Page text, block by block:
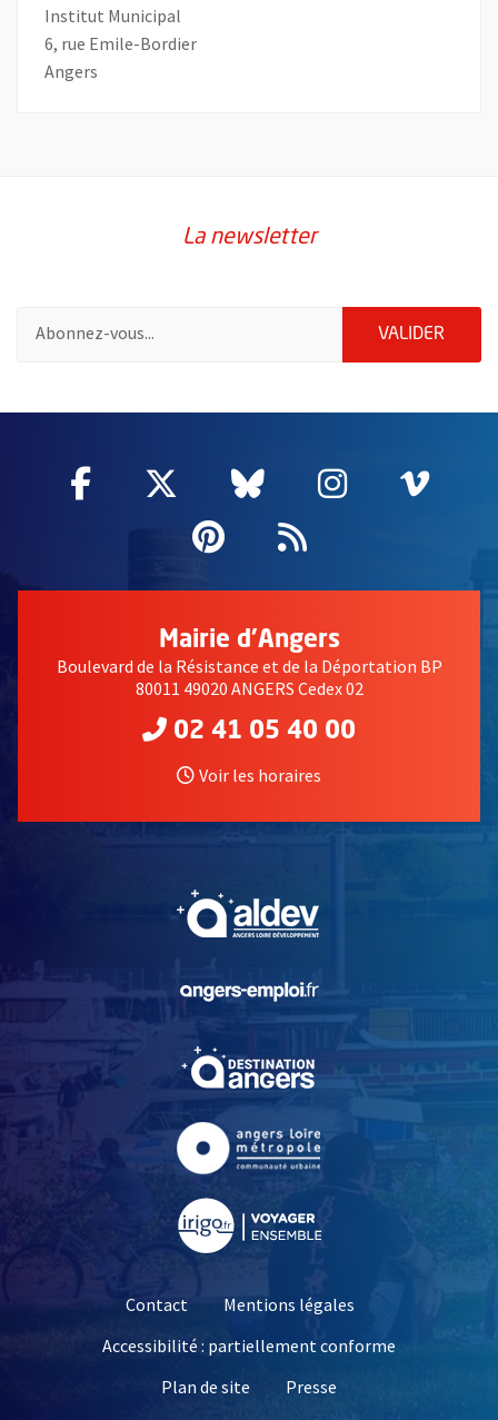
Institut Municipal
6, rue Emile-Bordier
Angers
La newsletter
VALIDER
Facebook
, Ouvre une nouvelle fenêtre
Twitter
, Ouvre une nouvelle
Bluesky
, Ouvre une
Instagram
, Ouvre
,
Pinterest
, Ouvre une
Flux RSS
Mairie d'Angers
Boulevard de la Résistance et de la Déportation BP
80011 49020 ANGERS Cedex 02
02 41 05 40 00
Voir les horaires
, Ouvre une nouvelle
, Ouvre une nouvelle
Contact
Mentions légales
Accessibilité : partiellement conforme
Plan de site
Presse